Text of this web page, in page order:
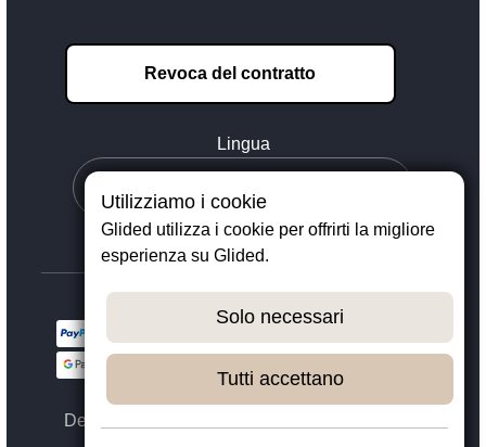
Revoca del contratto
Lingua
Designed with ❤️ in Dortmund - © 2023 - 2026,
Utilizziamo i cookie
Glided utilizza i cookie per offrirti la migliore
esperienza su Glided.
Solo necessari
Tutti accettano